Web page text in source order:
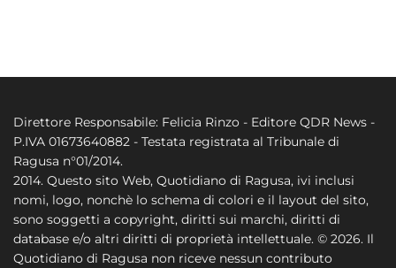
Direttore Responsabile: Felicia Rinzo - Editore QDR News -
P.IVA 01673640882 - Testata registrata al Tribunale di
Ragusa n°01/2014.
2014. Questo sito Web, Quotidiano di Ragusa, ivi inclusi
nomi, logo, nonchè lo schema di colori e il layout del sito,
sono soggetti a copyright, diritti sui marchi, diritti di
database e/o altri diritti di proprietà intellettuale. © 2026. Il
Quotidiano di Ragusa non riceve nessun contributo